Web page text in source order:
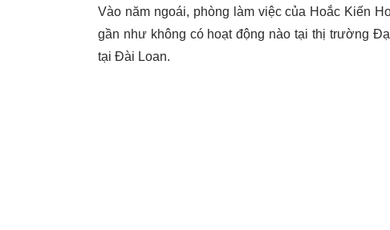
Vào năm ngoái, phòng làm việc của Hoắc Kiến
gần như không có hoạt động nào tại thị trường
tại Đài Loan.